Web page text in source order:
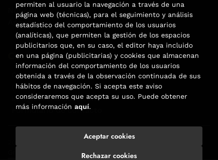
Noticias
Agenda
Contacto
Carrer Aribau, 84
(+34) 932 160 225
info@libreriafabre.com
Formulario de contacto
. Todos los Derechos Reservados |
permiten al usuario la navegación a través de una
página web (técnicas), para el seguimiento y análisis
estadístico del comportamiento de los usuarios
(analíticas), que permiten la gestión de los espacios
publicitarios que, en su caso, el editor haya incluido
en una página (publicitarias) y cookies que almacenan
información del comportamiento de los usuarios
obtenida a través de la observación continuada de sus
hábitos de navegación. Si acepta este aviso
consideraremos que acepta su uso. Puede obtener
más información aquí.
Rechazar cookies
Aceptar cookies